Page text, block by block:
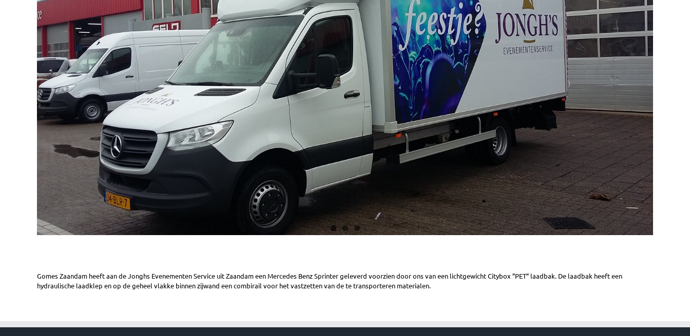
Gomes Zaandam heeft aan de Jonghs Evenementen Service uit Zaandam een Mercedes Benz Sprinter geleverd voorzien door ons van een lichtgewicht Citybox ”PET” laadbak. De laadbak heeft een
hydraulische laadklep en op de geheel vlakke binnen zijwand een combirail voor het vastzetten van de te transporteren materialen.